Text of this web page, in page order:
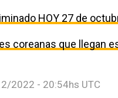
HOY 27 de
coreanas que llegan
2022 - 20:54hs UTC